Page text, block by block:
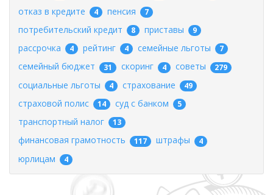
отказ в кредите 4 пенсия 7
потребительский кредит 8 приставы 9
рассрочка 4 рейтинг 4 семейные льготы 7
семейный бюджет 31 скоринг 4 советы 279
социальные льготы 4 страхование 49
страховой полис 14 суд с банком 5
транспортный налог 13
финансовая грамотность 117 штрафы 4
юрлицам 4